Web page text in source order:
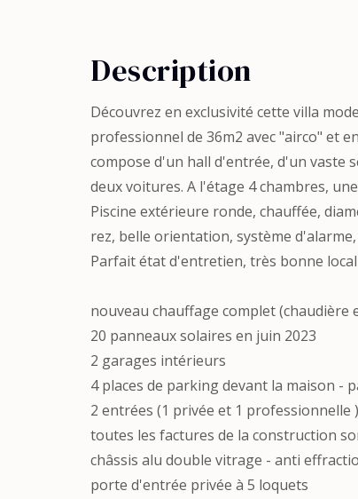
Description
Découvrez en exclusivité cette villa
professionnel de 36m2 avec "airco" et
compose d'un hall d'entrée, d'un vaste
deux voitures. A l'étage 4 chambres,
Piscine extérieure ronde, chauffée,
rez, belle orientation, système
Parfait état d'entretien, très bonne
nouveau chauffage complet (chaudière
20 panneaux solaires en juin 2023
2 garages intérieurs
4 places de parking devant la maison -
2 entrées (1 privée et 1
toutes les factures de la construction
châssis alu double vitrage - anti
porte d'entrée privée à 5 loquets